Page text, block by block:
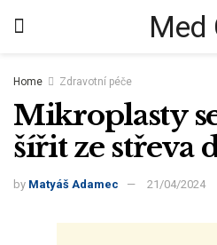
Med
Home Zdravotní péče
Mikroplasty
šířit ze střeva
by Matyáš Adamec 21/04/2024